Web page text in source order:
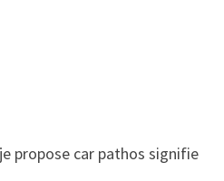
propose car pathos signifie